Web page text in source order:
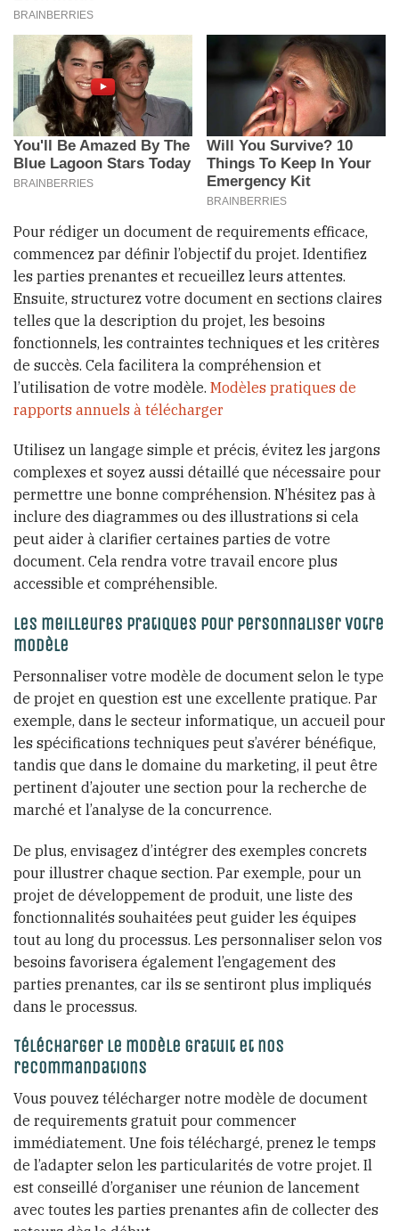
Pour rédiger un document de requirements efficace,
commencez par définir l’objectif du projet. Identifiez
les parties prenantes et recueillez leurs attentes.
Ensuite, structurez votre document en sections claires
telles que la description du projet, les besoins
fonctionnels, les contraintes techniques et les critères
de succès. Cela facilitera la compréhension et
l’utilisation de votre modèle. Modèles pratiques de
rapports annuels à télécharger
Utilisez un langage simple et précis, évitez les jargons
complexes et soyez aussi détaillé que nécessaire pour
permettre une bonne compréhension. N’hésitez pas à
inclure des diagrammes ou des illustrations si cela
peut aider à clarifier certaines parties de votre
document. Cela rendra votre travail encore plus
accessible et compréhensible.
Les meilleures pratiques pour personnaliser votre
modèle
Personnaliser votre modèle de document selon le type
de projet en question est une excellente pratique. Par
exemple, dans le secteur informatique, un accueil pour
les spécifications techniques peut s’avérer bénéfique,
tandis que dans le domaine du marketing, il peut être
pertinent d’ajouter une section pour la recherche de
marché et l’analyse de la concurrence.
De plus, envisagez d’intégrer des exemples concrets
pour illustrer chaque section. Par exemple, pour un
projet de développement de produit, une liste des
fonctionnalités souhaitées peut guider les équipes
tout au long du processus. Les personnaliser selon vos
besoins favorisera également l’engagement des
parties prenantes, car ils se sentiront plus impliqués
dans le processus.
Télécharger le modèle gratuit et nos
recommandations
Vous pouvez télécharger notre modèle de document
de requirements gratuit pour commencer
immédiatement. Une fois téléchargé, prenez le temps
de l’adapter selon les particularités de votre projet. Il
est conseillé d’organiser une réunion de lancement
avec toutes les parties prenantes afin de collecter des